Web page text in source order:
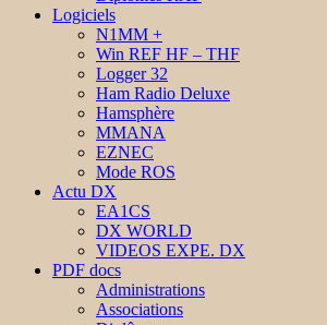
Logiciels
N1MM +
Win REF HF – THF
Logger 32
Ham Radio Deluxe
Hamsphère
MMANA
EZNEC
Mode ROS
Actu DX
EA1CS
DX WORLD
VIDEOS EXPE. DX
PDF docs
Administrations
Associations